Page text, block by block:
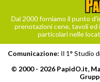
Dal 2000 forniamo il punto
prenotazioni cene, tavoli
particolari nelle
Comunicazione: Il 1° Studio
© 2000 - 2026 PapidO.it,